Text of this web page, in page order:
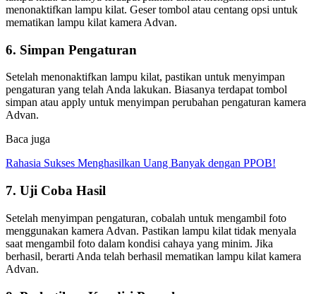
menonaktifkan lampu kilat. Geser tombol atau centang opsi untuk
mematikan lampu kilat kamera Advan.
6. Simpan Pengaturan
Setelah menonaktifkan lampu kilat, pastikan untuk menyimpan
pengaturan yang telah Anda lakukan. Biasanya terdapat tombol
simpan atau apply untuk menyimpan perubahan pengaturan kamera
Advan.
Baca juga
Rahasia Sukses Menghasilkan Uang Banyak dengan PPOB!
7. Uji Coba Hasil
Setelah menyimpan pengaturan, cobalah untuk mengambil foto
menggunakan kamera Advan. Pastikan lampu kilat tidak menyala
saat mengambil foto dalam kondisi cahaya yang minim. Jika
berhasil, berarti Anda telah berhasil mematikan lampu kilat kamera
Advan.